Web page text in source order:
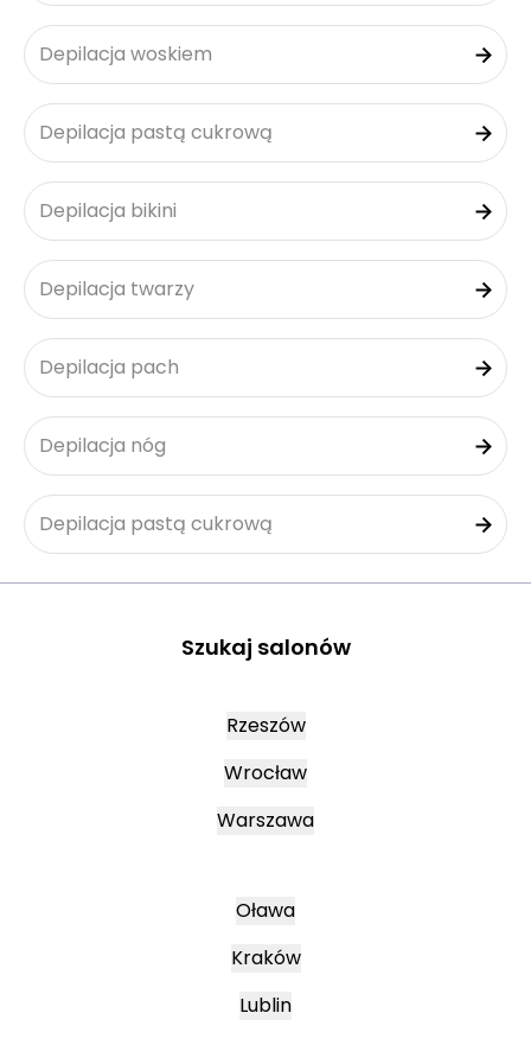
Depilacja woskiem
Depilacja pastą cukrową
Depilacja bikini
Depilacja twarzy
Depilacja pach
Depilacja nóg
Depilacja pastą cukrową
Szukaj salonów
Rzeszów
Wrocław
Warszawa
Oława
Kraków
Lublin